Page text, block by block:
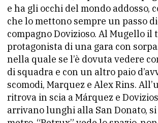
e ha gli occhi del mondo addosso,
che lo mettono sempre un passo
compagno Dovizioso. Al Mugello il
protagonista di una gara con
nella quale se l’è dovuta vedere
di squadra e con un altro paio
scomodi, Marquez e Alex Rins.
ritrova in scia a Márquez e
arrivano lunghi alla San Donato,